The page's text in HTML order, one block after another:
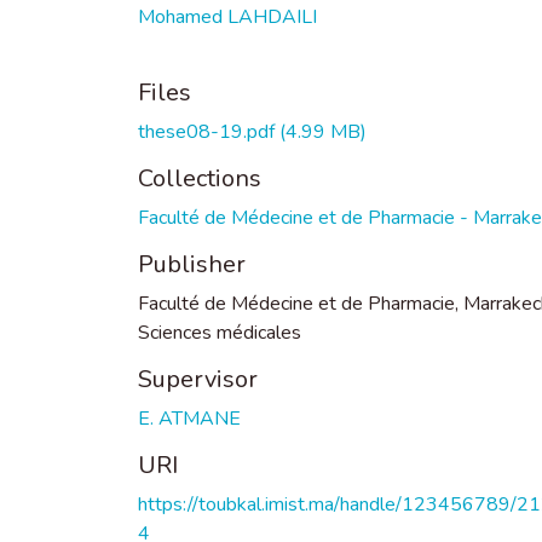
Mohamed LAHDAILI
Files
these08-19.pdf(4.99 MB)
Collections
Faculté de Médecine et de Pharmacie -
Publisher
Faculté de Médecine et de Pharmacie,
Sciences médicales
Supervisor
E. ATMANE
URI
https://toubkal.imist.ma/handle/123456789/
4